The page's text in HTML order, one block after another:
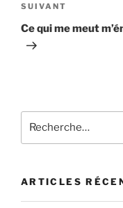
Article
suivant
SUIVANT
Ce qui me meut
pour
ARTICLES